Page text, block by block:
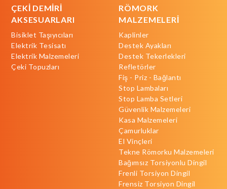
ÇEKİ DEMİRİ
AKSESUARLARI
Bisiklet Taşıyıcıları
Elektrik Tesisatı
Elektrik Malzemeleri
Çeki Topuzları
RÖMORK
MALZEMELERİ
Kaplinler
Destek Ayakları
Destek Tekerlekleri
Refletörler
Fiş - Priz - Bağlantı
Stop Lambaları
Stop Lamba Setleri
Güvenlik Malzemeleri
Kasa Malzemeleri
Çamurluklar
El Vinçleri
Tekne Römorku Malzemeleri
Bağımsız Torsiyonlu Dingil
Frenli Torsiyon Dingil
Frensiz Torsiyon Dingil